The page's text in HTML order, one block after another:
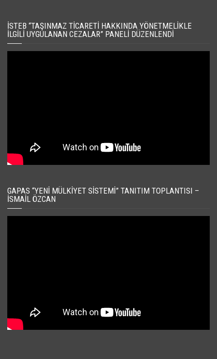
İSTEB “TAŞINMAZ TICARETI HAKKINDA YÖNETMELIKLE
İLGILI UYGULANAN CEZALAR” PANELI DÜZENLENDI
GAPAS “YENI MÜLKIYET SISTEMI” TANITIM TOPLANTISI –
İSMAIL ÖZCAN